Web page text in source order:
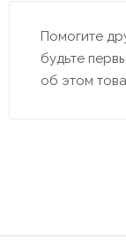
Помогите
будьте
об этом